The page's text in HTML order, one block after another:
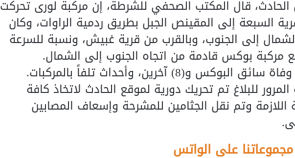
الحادث، قال المكتب الصحفي للشرطة، إن مركبة لورى تحركت
السبعة إلى المقينص الجبل بطريق ردمية الراوات، وكان
إلى الجنوب، وبالقرب من قرية غبيش، ونسبة للسرعة
مركبة بوكس قادمة من اتجاه الجنوب إلى الشمال.
و(8) آخرين، وأحداث تلفاً بالمركبات.
للبلاغ تم تحريك دورية لموقع الحادث لاتخاذ كافة
اللازمة وتم نقل الجثامين للمشرحة وإسعاف المصابين
على الواتس